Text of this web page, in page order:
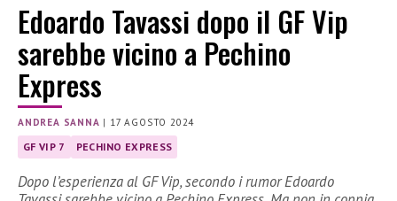
Edoardo Tavassi dopo il GF Vip
sarebbe vicino a Pechino
Express
ANDREA SANNA | 17 AGOSTO 2024
GF VIP 7 PECHINO EXPRESS
Dopo l’esperienza al GF Vip, secondo i rumor Edoardo